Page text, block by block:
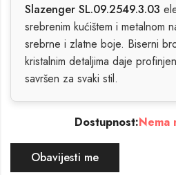
Slazenger SL.09.2549.3.03
srebrenim kućištem i metalnom
srebrne i zlatne boje. Biserni
kristalnim detaljima daje
savršen za svaki stil.
Dostupnost:Nema
Obavijesti me